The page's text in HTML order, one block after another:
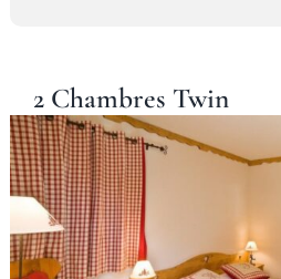
2 Chambres Twin